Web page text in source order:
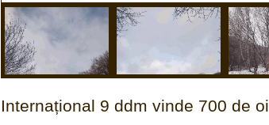
Internațional 9 ddm vinde 700 de oi